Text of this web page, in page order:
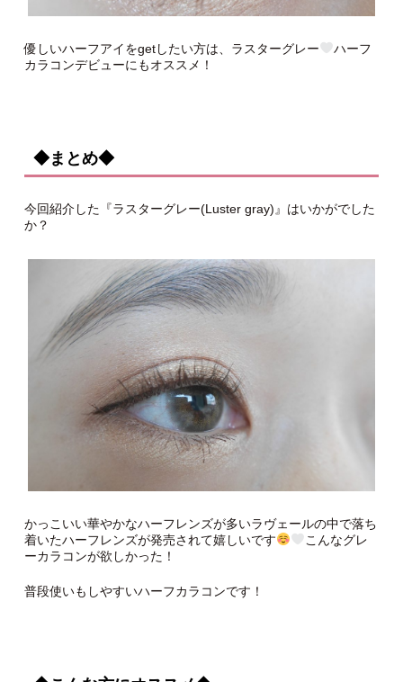
優しいハーフアイをgetしたい方は、ラスターグレー
ハーフ
カラコンデビューにもオススメ！
◆まとめ◆
今回紹介した『ラスターグレー(Luster gray)』はいかがでした
か？
かっこいい華やかなハーフレンズが多いラヴェールの中で落ち
着いたハーフレンズが発売されて嬉しいです
こんなグレ
ーカラコンが欲しかった！
普段使いもしやすいハーフカラコンです！